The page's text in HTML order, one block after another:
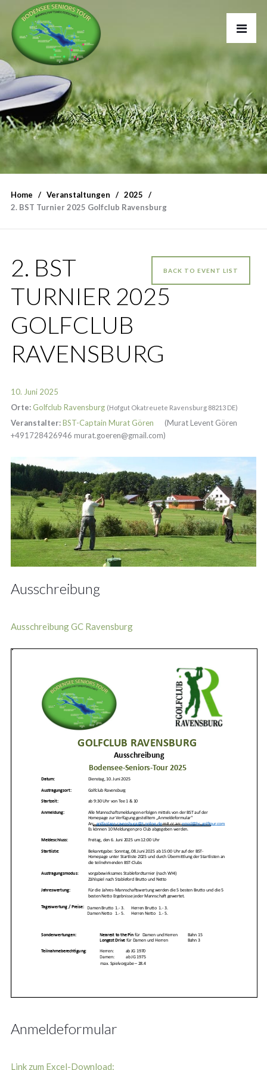
Home Veranstaltungen
2025
2. BST Turnier 2025 Golfclub Ravensburg
BACK TO EVENT LIST
2. BST
TURNIER 2025
GOLFCLUB
RAVENSBURG
10. Juni 2025
Orte: Golfclub Ravensburg (Hofgut Okatreuete Ravensburg 88213 DE)
Veranstalter:BST-Captain Murat Gören
(Murat Levent Gören
+491728426946 murat.goeren@gmail.com)
Ausschreibung
Ausschreibung GC Ravensburg
Anmeldeformular
Link zum Excel-Download: